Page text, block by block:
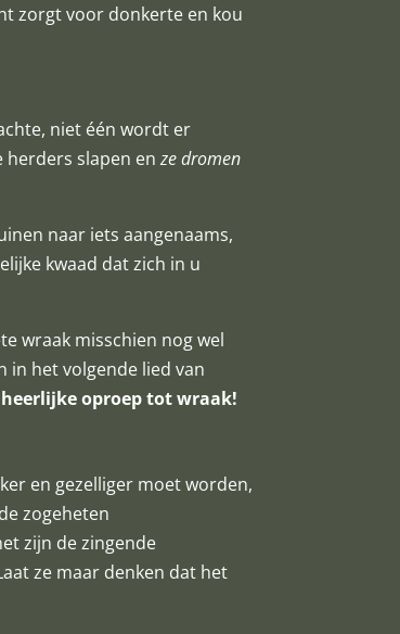
zorgt voor donkerte en kou
niet één wordt er
herders slapen enze dromen
naar iets aangenaams,
kwaad dat zich in u
wraak misschien nog wel
in het volgende lied van
oproep tot wraak!
en gezelliger moet worden,
zogeheten
zijn de zingende
ze maar denken dat het